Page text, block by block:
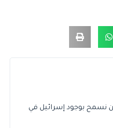
نسمح بوجود إسرائيل في